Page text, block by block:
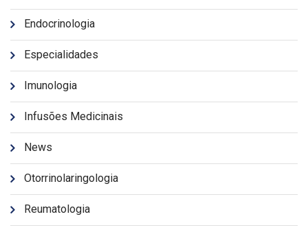
Endocrinologia
Especialidades
Imunologia
Infusões Medicinais
News
Otorrinolaringologia
Reumatologia